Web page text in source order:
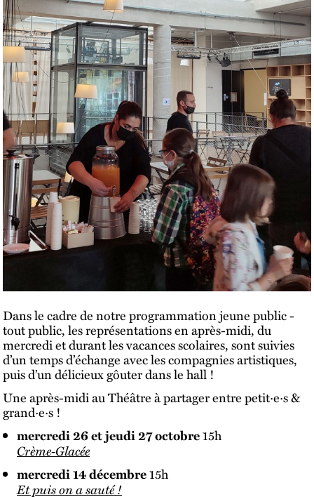
Dans le cadre de notre programmation jeune public -
tout public, les représentations en après-midi, du
mercredi et durant les vacances scolaires, sont suivies
d’un temps d’échange avec les compagnies artistiques,
puis d’un délicieux gôuter dans le hall !
Une après-midi au Théâtre à partager entre petit·e·s &
grand·e·s !
mercredi 26 et jeudi 27 octobre15h
Crème-Glacée
mercredi 14 décembre15h
Et puis on a sauté !